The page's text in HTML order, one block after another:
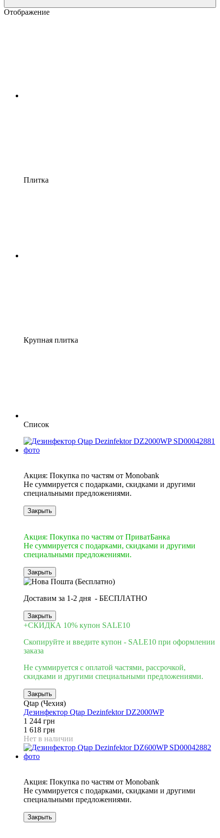
Отображение
Плитка
Крупная плитка
Список
Акция: Покупка по частям от Monobank
Не суммируется с подарками, скидками и другими
специальными предложениями.
Закрыть
Акция: Покупка по частям от ПриватБанка
Не суммируется с подарками, скидками и другими
специальными предложениями.
Закрыть
Доставим за 1-2 дня - БЕСПЛАТНО
Закрыть
+СКИДКА 10% купон SALE10
Скопируйте и введите купон - SALE10 при оформлении
заказа
Не суммируется с оплатой частями, рассрочкой,
скидками и другими специальными предложениями.
Закрыть
Qtap (Чехия)
Дезинфектор Qtap Dezinfektor DZ2000WP
1 244 грн
1 618 грн
Нет в наличии
Акция: Покупка по частям от Monobank
Не суммируется с подарками, скидками и другими
специальными предложениями.
Закрыть